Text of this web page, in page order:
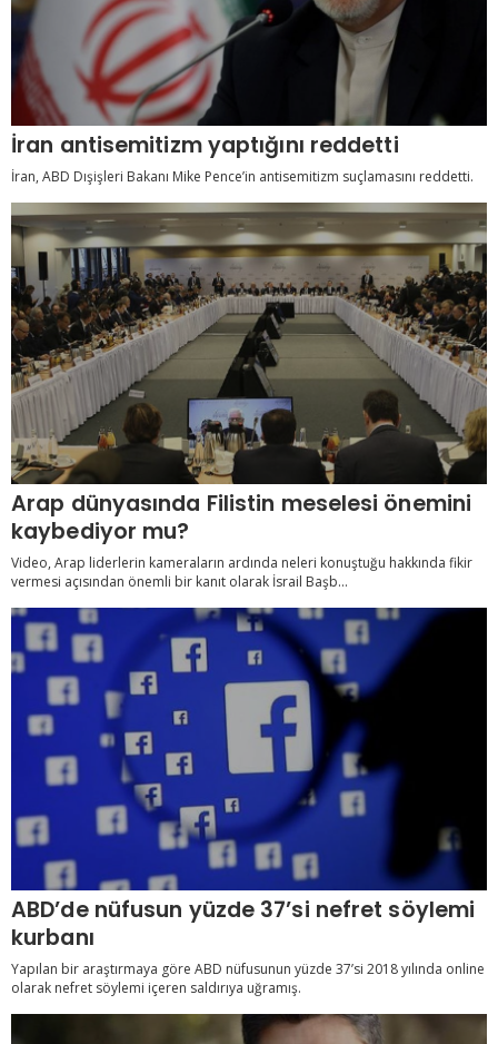
İran antisemitizm yaptığını reddetti
İran, ABD Dışişleri Bakanı Mike Pence’in antisemitizm suçlamasını reddetti.
Arap dünyasında Filistin meselesi önemini
kaybediyor mu?
Video, Arap liderlerin kameraların ardında neleri konuştuğu hakkında fikir
vermesi açısından önemli bir kanıt olarak İsrail Başb...
ABD’de nüfusun yüzde 37’si nefret söylemi
kurbanı
Yapılan bir araştırmaya göre ABD nüfusunun yüzde 37’si 2018 yılında online
olarak nefret söylemi içeren saldırıya uğramış.